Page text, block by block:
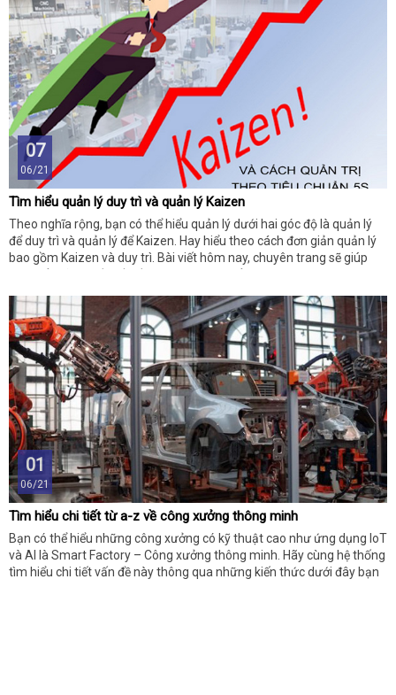
07
06/21
Tìm hiểu quản lý duy trì và quản lý Kaizen
Theo nghĩa rộng, bạn có thể hiểu quản lý dưới hai góc độ là quản lý
để duy trì và quản lý để Kaizen. Hay hiểu theo cách đơn giản quản lý
bao gồm Kaizen và duy trì. Bài viết hôm nay, chuyên trang sẽ giúp
01
06/21
Tìm hiểu chi tiết từ a-z về công xưởng thông minh
Bạn có thể hiểu những công xưởng có kỹ thuật cao như ứng dụng IoT
và AI là Smart Factory – Công xưởng thông minh. Hãy cùng hệ thống
tìm hiểu chi tiết vấn đề này thông qua những kiến thức dưới đây bạn